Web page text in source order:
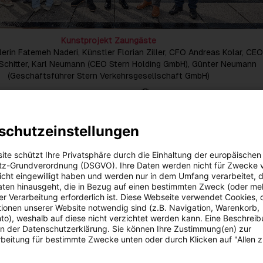
Kunstprojekt Zaungäste
Fatemeh Naderi, Künstler Florian Ziller, CFO Andreas Kolar, CEO
Karl Neumann (CEO Stern Holding GmbH), Günter Neumann
(Geschäftsführer Stern Verkehrsgesellschaft GmbH)
Zu dieser Meldung gibt es: 4 Bilder
leistet die Energie AG Oberösterreich einen Beitrag zur
Bad Ischl Salzkammergut 2024 und unterstützt
wurde im Sommer 2023 österreichweit ausgeschrieben.
Auftrag war der gemeinsame Ursprung und die Geschichte der
AG und Stern & Hafferl umzusetzen. Gewonnen hat die
des Künstlerpaares „Ziller & Naderi“.
es uns ein besonderes Anliegen, Kunsttalente zu fördern. Sie
Gesellschaft aus anderen Winkeln und zeigen uns so neue
Projekt ‚Zaungäste‘ leistet die Energie AG einen kulturellen
die Region“, so Energie AG-CEO Leonhard Schitter und
Kolar.
schützt Ihre Privatsphäre durch die Einhaltung der europäischen
Grundverordnung (DSGVO). Ihre Daten werden nicht für Zwecke
eingewilligt haben und werden nur in dem Umfang verarbeitet,
hinausgeht, die in Bezug auf einen bestimmten Zweck (oder
Verarbeitung erforderlich ist. Diese Webseite verwendet Cookies,
unserer Website notwendig sind (z.B. Navigation, Warenkorb,
weshalb auf diese nicht verzichtet werden kann. Eine
der Datenschutzerklärung. Sie können Ihre Zustimmung(en) zur
für bestimmte Zwecke unten oder durch Klicken auf "Allen